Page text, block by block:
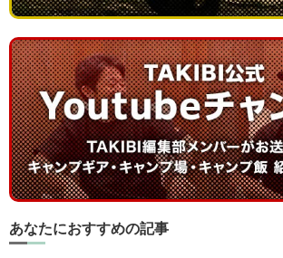
あなたにおすすめの記事